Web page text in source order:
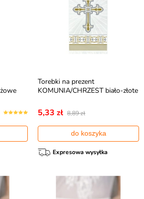
Torebki na prezent
KOMUNIA/CHRZEST biało-złote
5,33 zł 8,89 zł
do koszyka
Expresowa wysyłka